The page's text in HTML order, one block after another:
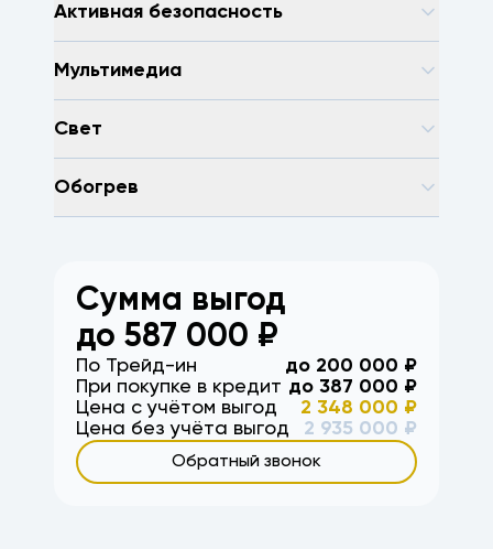
Активная безопасность
Мультимедиа
Свет
Обогрев
Сумма выгод
до 587 000 ₽
По Трейд-ин до 200 000 ₽
При покупке в кредит до 387 000 ₽
Цена с учётом выгод
2 348 000 ₽
Цена без учёта выгод
2 935 000 ₽
Обратный звонок